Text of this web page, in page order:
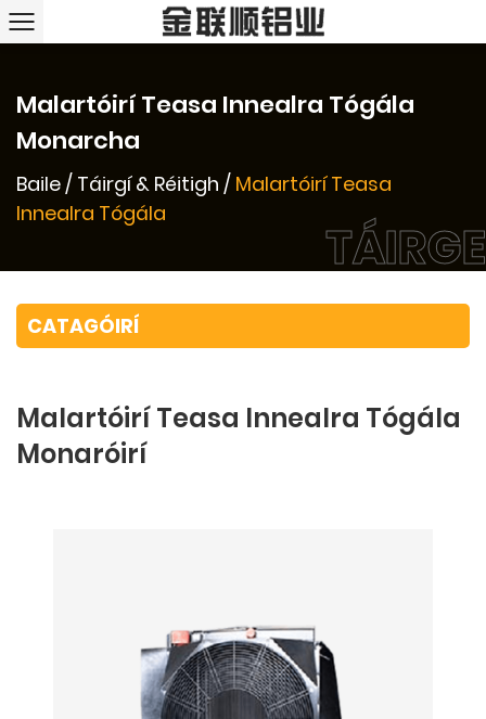
TÁIRGE
Malartóirí Teasa Innealra Tógála
Monarcha
Baile/ Táirgí & Réitigh / Malartóirí Teasa
Innealra Tógála
CATAGÓIRÍ
Malartóirí Teasa Innealra Tógála
Monaróirí